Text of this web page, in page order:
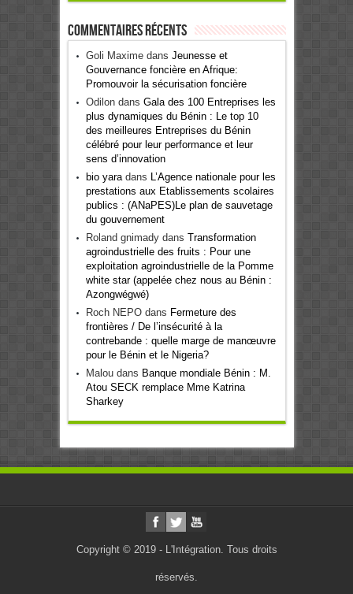
Commentaires récents
Goli Maximedans Jeunesse et
Gouvernance foncière en Afrique:
Promouvoir la sécurisation foncière
Odilondans Gala des 100 Entreprises les
plus dynamiques du Bénin : Le top 10
des meilleures Entreprises du Bénin
célébré pour leur performance et leur
sens d’innovation
bio yaradans
L’Agence nationale pour les
prestations aux Etablissements scolaires
publics : (ANaPES)Le plan de sauvetage
du gouvernement
Roland gnimadydans Transformation
agroindustrielle des fruits : Pour une
exploitation agroindustrielle de la Pomme
white star (appelée chez nous au Bénin :
Azongwégwé)
Roch NEPOdans Fermeture des
frontières / De l’insécurité à la
contrebande : quelle marge de manœuvre
pour le Bénin et le Nigeria?
Maloudans Banque mondiale Bénin : M.
Atou SECK remplace Mme Katrina
Sharkey
Copyright © 2019 - L'Intégration. Tous droits
réservés.